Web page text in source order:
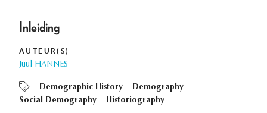
Inleiding
AUTEUR(S)
Juul HANNES
Demographic History
Demography
Social Demography
Historiography